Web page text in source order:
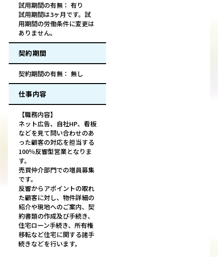
試用期間の有無： 有り
試用期間は3ヶ月です。試
用期間の労働条件に変更は
ありません。
契約期間
契約期間の有無： 無し
仕事内容
【職務内容】
ネット広告、自社HP、看板
などを見て問い合わせのあ
った顧客の対応を担当する
100％反響型営業となりま
す。
売買仲介部門での増員募集
です。
反響からアポイントの取れ
た顧客に対し、物件詳細の
紹介や現地へのご案内、契
約書類の作成及び手続き、
住宅ローン手続き、所有権
移転など住宅に関する諸手
続きなどを行います。